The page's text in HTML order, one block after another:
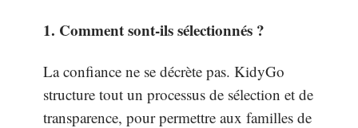
1. Comment sont-ils sélectionnés ?
La confiance ne se décrète pas. KidyGo
structure tout un processus de sélection et de
transparence, pour permettre aux familles de